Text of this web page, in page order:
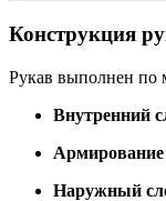
Конструкция
Рукав выполнен по
Внутренний
Армирование
Наружный